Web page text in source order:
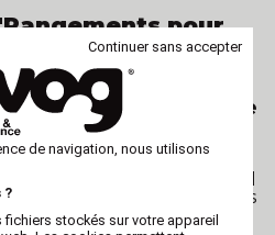
pour
protéger les ciseaux de
et la performance de
toilettage
adéquatement. Ces
délicats, et une simple
Continuer sans accepter
de navigation, nous utilisons
?
stockés sur votre appareil